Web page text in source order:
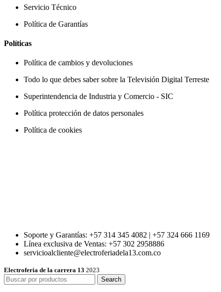
Servicio Técnico
Política de Garantías
Políticas
Política de cambios y devoluciones
Todo lo que debes saber sobre la Televisión Digital Terreste
Superintendencia de Industria y Comercio - SIC
Política protección de datos personales
Política de cookies
Soporte y Garantías: +57 314 345 4082 | +57 324 666 1169
Línea exclusiva de Ventas: +57 302 2958886
servicioalcliente@electroferiadela13.com.co
Electroferia de la carrera 13 2023
Search